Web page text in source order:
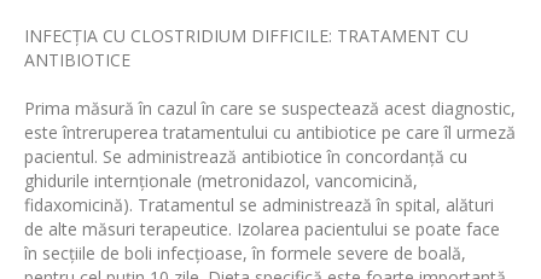
INFECŢIA CU CLOSTRIDIUM DIFFICILE: TRATAMENT CU
ANTIBIOTICE
Prima măsură în cazul în care se suspectează acest diagnostic,
este întreruperea tratamentului cu antibiotice pe care îl urmeză
pacientul. Se administrează antibiotice în concordanță cu
ghidurile internționale (metronidazol, vancomicină,
fidaxomicină). Tratamentul se administrează în spital, alături
de alte măsuri terapeutice. Izolarea pacientului se poate face
în secțiile de boli infecțioase, în formele severe de boală,